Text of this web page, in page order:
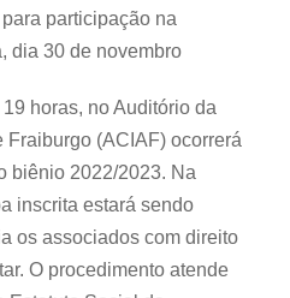
participação na
dia 30 de novembro
horas, no Auditório da
(ACIAF) ocorrerá
biênio 2022/2023. Na
inscrita estará sendo
os associados com direito
O procedimento atende